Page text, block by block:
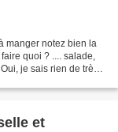
manger notez bien la
quoi ? .... salade,
je sais rien de très
et